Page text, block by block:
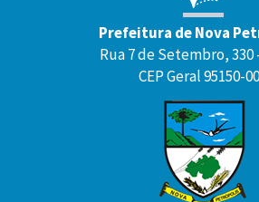
Prefeitura de Nova
Rua 7 de Setembro, 330
CEP Geral 95150-